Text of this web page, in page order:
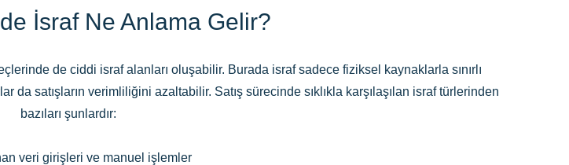
İsraf Ne Anlama Gelir?
de ciddi israf alanları oluşabilir. Burada israf sadece fiziksel kaynaklarla sınırlı
da satışların verimliliğini azaltabilir. Satış sürecinde sıklıkla karşılaşılan israf türlerinden
bazıları şunlardır:
veri girişleri ve manuel işlemler